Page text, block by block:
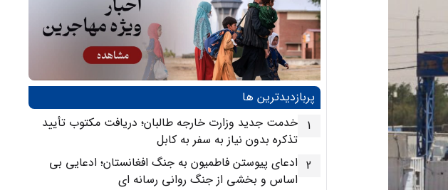
پربازدیدترین ها
1 خدمت جدید وزارت خارجه طالبان؛ دریافت مکتوب تأیید
تذکره بدون نیاز به سفر به کابل
2 ادعای پیوستن فاطمیون به جنگ افغانستان؛ ادعایی بی
اساس و بخشی از جنگ روانی رسانه ای